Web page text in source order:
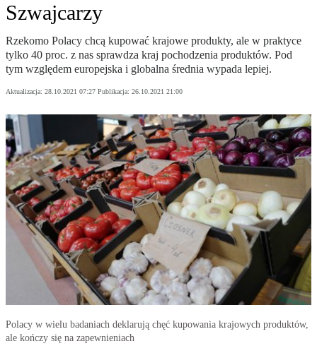
Szwajcarzy
Rzekomo Polacy chcą kupować krajowe produkty, ale w praktyce
tylko 40 proc. z nas sprawdza kraj pochodzenia produktów. Pod
tym względem europejska i globalna średnia wypada lepiej.
Aktualizacja: 28.10.2021 07:27 Publikacja: 26.10.2021 21:00
Polacy w wielu badaniach deklarują chęć kupowania krajowych produktów,
ale kończy się na zapewnieniach